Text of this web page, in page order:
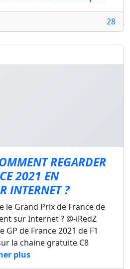
28
REGARDER
2021 EN
INTERNET ?
le Grand Prix de France de
sur Internet ? @-iRedZ
de France 2021 de F1
la chaine gratuite C8
plus